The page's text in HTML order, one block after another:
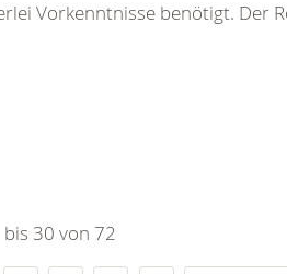
Vorkenntnisse benötigt. Der
30 von 72